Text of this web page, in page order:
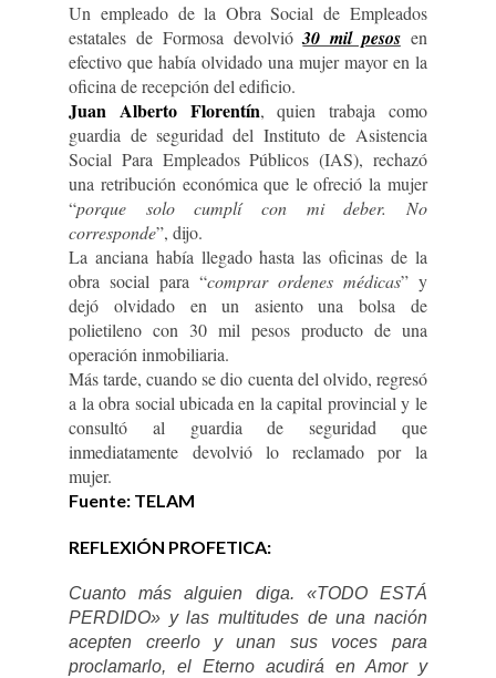
Un empleado de la Obra Social de Empleados
estatales de Formosa devolvió30 mil pesosen
efectivo que había olvidado una mujer mayor en la
oficina de recepción del edificio.
Juan Alberto Florentín, quien trabaja como
guardia de seguridad del Instituto de Asistencia
Social Para Empleados Públicos (IAS), rechazó
una retribución económica que le ofreció la mujer
“porque solo cumplí con mi deber. No
corresponde”, dijo.
La anciana había llegado hasta las oficinas de la
obra social para “comprar ordenes médicas” y
dejó olvidado en un asiento una bolsa de
polietileno con 30 mil pesos producto de una
operación inmobiliaria.
Más tarde, cuando se dio cuenta del olvido, regresó
a la obra social ubicada en la capital provincial y le
consultó al guardia de seguridad que
inmediatamente devolvió lo reclamado por la
mujer.
Fuente: TELAM
REFLEXIÓN PROFETICA:
Cuanto más alguien diga. «TODO ESTÁ
PERDIDO» y las multitudes de una nación
acepten creerlo y unan sus voces para
proclamarlo, el Eterno acudirá en Amor y